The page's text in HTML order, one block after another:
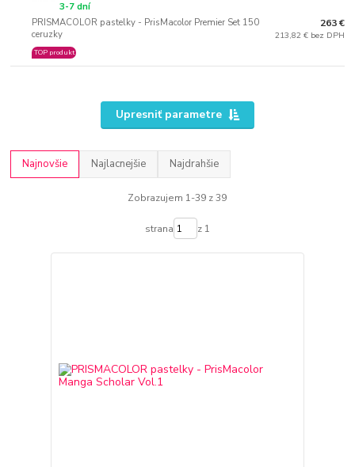
PRISMACOLOR pastelky - PrisMacolor Premier Set 150
ceruzky
3-7 dní
TOP produkt
263 €
213,82 € bez DPH
Upresniť parametre
Najnovšie Najlacnejšie Najdrahšie
Zobrazujem 1-39 z 39
strana z 1